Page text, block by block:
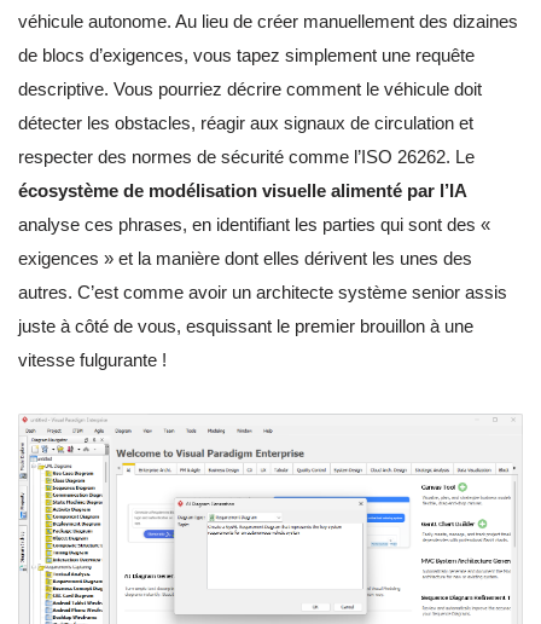
véhicule autonome. Au lieu de créer manuellement des dizaines
de blocs d’exigences, vous tapez simplement une requête
descriptive. Vous pourriez décrire comment le véhicule doit
détecter les obstacles, réagir aux signaux de circulation et
respecter des normes de sécurité comme l’ISO 26262. Le
écosystème de modélisation visuelle alimenté par l’IA
analyse ces phrases, en identifiant les parties qui sont des «
exigences » et la manière dont elles dérivent les unes des
autres. C’est comme avoir un architecte système senior assis
juste à côté de vous, esquissant le premier brouillon à une
vitesse fulgurante !